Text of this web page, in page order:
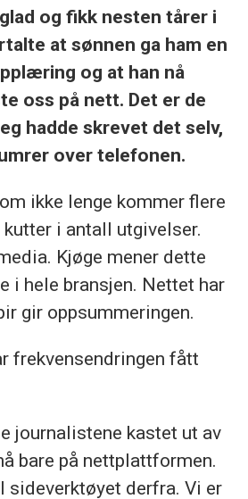
og fikk nesten tårer i
at sønnen ga ham en
og at han nå
oss på nett. Det er de
hadde skrevet det selv,
over telefonen.
ikke lenge kommer flere
i antall utgivelser.
Kjøge mener dette
i hele bransjen. Nettet har
gir oppsummeringen.
frekvensendringen fått
journalistene kastet ut av
bare på nettplattformen.
sideverktøyet derfra. Vi er